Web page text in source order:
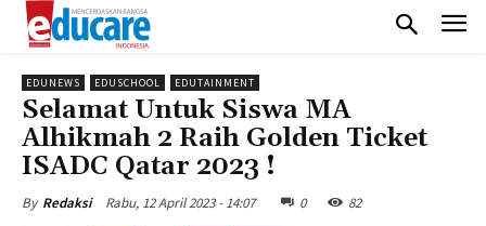
EDUNEWS EDUSCHOOL EDUTAINMENT
Selamat Untuk Siswa MA
Alhikmah 2 Raih Golden Ticket
ISADC Qatar 2023 !
By Redaksi Rabu, 12 April 2023 - 14:07 0 82